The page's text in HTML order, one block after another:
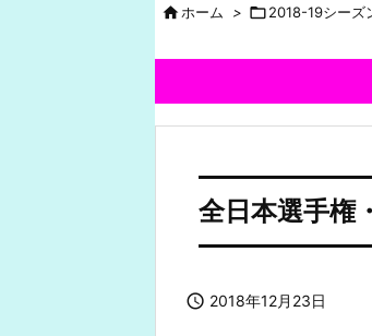
ホーム > 2018-19シーズ
全日本選手権
 2018年12月23日